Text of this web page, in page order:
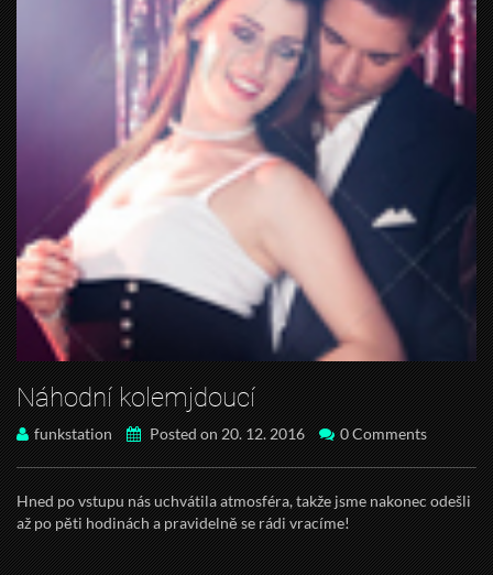
Náhodní kolemjdoucí
funkstation Posted on 20. 12. 2016 0 Comments
Hned po vstupu nás uchvátila atmosféra, takže jsme nakonec odešli
až po pěti hodinách a pravidelně se rádi vracíme!